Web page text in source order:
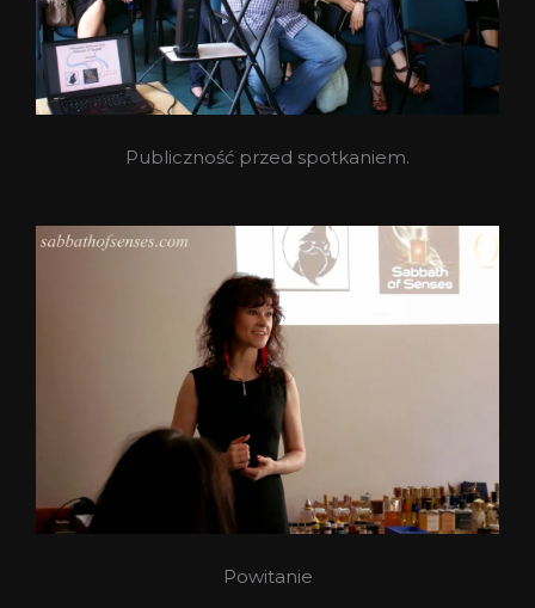
Publiczność przed spotkaniem.
Powitanie